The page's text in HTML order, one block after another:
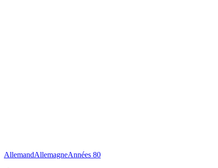
AllemandAllemagneAnnées 80